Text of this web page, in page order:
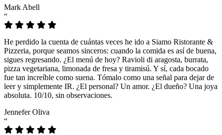
Mark Abell
“
He perdido la cuenta de cuántas veces he ido a Siamo Ristorante &
Pizzeria, porque seamos sinceros: cuando la comida es así de buena,
sigues regresando. ¿El menú de hoy? Ravioli di aragosta, burrata,
pizza vegetariana, limonada de fresa y tiramisú. Y sí, cada bocado
fue tan increíble como suena. Tómalo como una señal para dejar de
leer y simplemente IR. ¿El personal? Un amor. ¿El dueño? Una joya
absoluta. 10/10, sin observaciones.
Jennefer Oliva
“